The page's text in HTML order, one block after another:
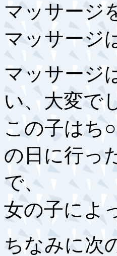
マッサージ
マッサージ
マッサージ
い、大変で
この子はち
の日に行っ
で、
女の子によ
ちなみに次